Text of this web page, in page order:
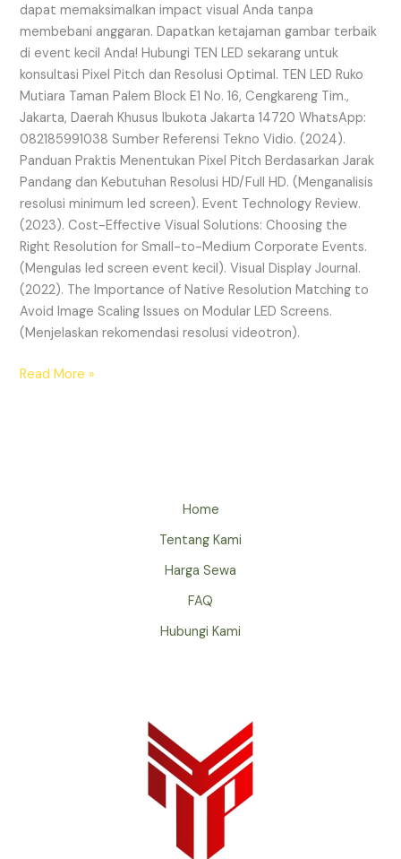
dapat memaksimalkan impact visual Anda tanpa
membebani anggaran. Dapatkan ketajaman gambar terbaik
di event kecil Anda! Hubungi TEN LED sekarang untuk
konsultasi Pixel Pitch dan Resolusi Optimal. TEN LED Ruko
Mutiara Taman Palem Block E1 No. 16, Cengkareng Tim.,
Jakarta, Daerah Khusus Ibukota Jakarta 14720 WhatsApp:
082185991038 Sumber Referensi Tekno Vidio. (2024).
Panduan Praktis Menentukan Pixel Pitch Berdasarkan Jarak
Pandang dan Kebutuhan Resolusi HD/Full HD. (Menganalisis
resolusi minimum led screen). Event Technology Review.
(2023). Cost-Effective Visual Solutions: Choosing the
Right Resolution for Small-to-Medium Corporate Events.
(Mengulas led screen event kecil). Visual Display Journal.
(2022). The Importance of Native Resolution Matching to
Avoid Image Scaling Issues on Modular LED Screens.
(Menjelaskan rekomendasi resolusi videotron).
Read More »
Home
Tentang Kami
Harga Sewa
FAQ
Hubungi Kami